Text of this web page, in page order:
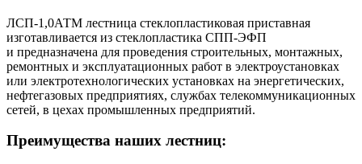
ЛСП-1,0АТМ лестница стеклопластиковая приставная
изготавливается из стеклопластика СПП-ЭФП
и предназначена для проведения строительных, монтажных,
ремонтных и эксплуатационных работ в электроустановках
или электротехнологических установках на энергетических,
нефтегазовых предприятиях, службах телекоммуникационных
сетей, в цехах промышленных предприятий.
Преимущества наших лестниц: